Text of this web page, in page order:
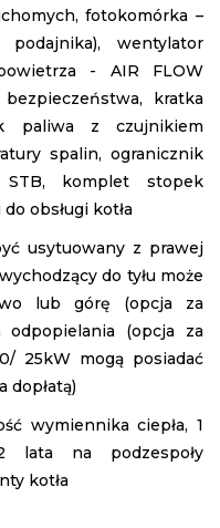
fotokomórka –
wentylator
- AIR FLOW
kratka
paliwa z czujnikiem
spalin, ogranicznik
STB, komplet stopek
obsługi kotła
usytuowany z prawej
do tyłu może
lub górę (opcja za
odpopielania (opcja za
25kW mogą posiadać
dopłatą)
wymiennika ciepła, 1
lata na podzespoły
kotła